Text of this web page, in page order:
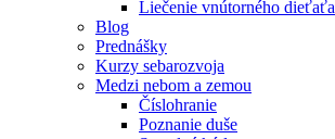
Liečenie vnútorného dieťaťa
Blog
Prednášky
Kurzy sebarozvoja
Medzi nebom a zemou
Číslohranie
Poznanie duše